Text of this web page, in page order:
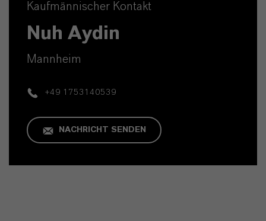
Kaufmännischer Kontakt
Nuh Aydin
Mannheim
+49 1753140539
NACHRICHT SENDEN